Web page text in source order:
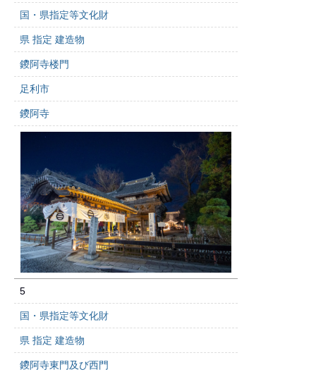
国・県指定等文化財
県 指定 建造物
鑁阿寺楼門
足利市
鑁阿寺
5
国・県指定等文化財
県 指定 建造物
鑁阿寺東門及び西門